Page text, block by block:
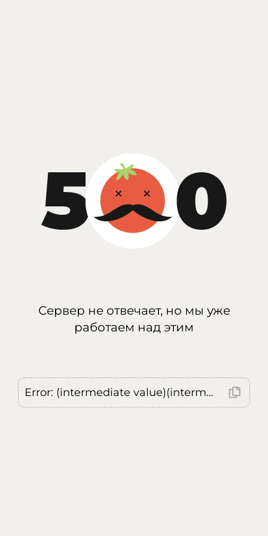
Сервер не отвечает, но мы уже
работаем над этим
Error: (intermediate value)(intermediate value)(intermediate value).replaceAll is not a function